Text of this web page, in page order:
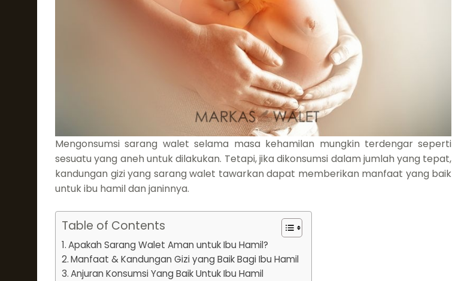
Mengonsumsi sarang walet selama masa kehamilan mungkin terdengar seperti
sesuatu yang aneh untuk dilakukan. Tetapi, jika dikonsumsi dalam jumlah yang tepat,
kandungan gizi yang sarang walet tawarkan dapat memberikan manfaat yang baik
untuk ibu hamil dan janinnya.
Table of Contents
Apakah Sarang Walet Aman untuk Ibu Hamil?
Manfaat & Kandungan Gizi yang Baik Bagi Ibu Hamil
Anjuran Konsumsi Yang Baik Untuk Ibu Hamil